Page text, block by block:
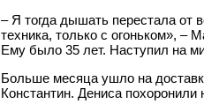
– Я тогда дышать перестала от
техника, только с огоньком», –
Ему было 35 лет. Наступил на
Больше месяца ушло на
Константин. Дениса